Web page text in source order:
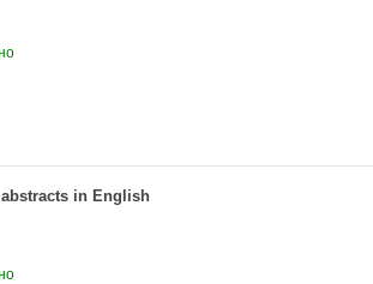
in English